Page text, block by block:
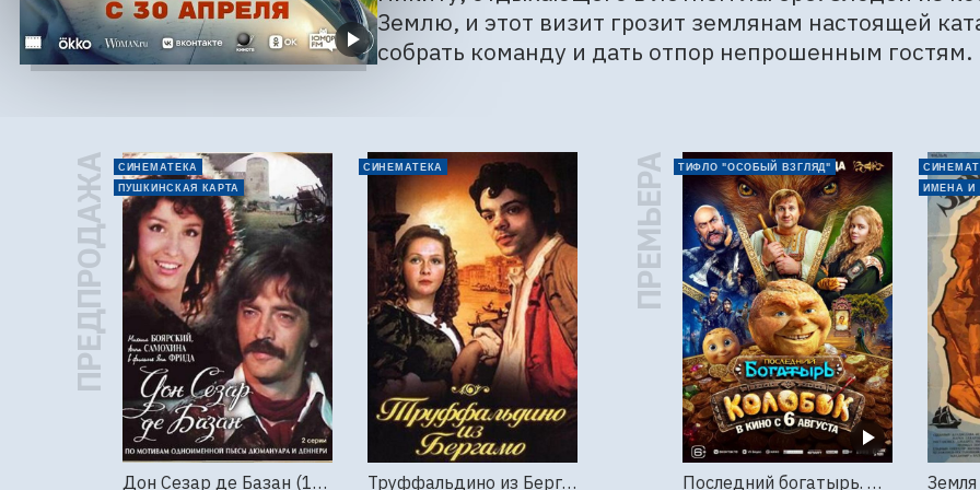
Землю, и этот визит грозит землянам настоящей
собрать команду и дать отпор непрошенным гостям.
ПРЕДПРОДАЖА
СИНЕМАТЕКА
ПУШКИНСКАЯ КАРТА
Дон Сезар де Базан (1989г., Ленфильм, 2 серии)
СИНЕМАТЕКА
Труффальдино из Бергамо (1976г., Ленфильм, 2 серии)
ПРЕМЬЕРА ТИФЛО "ОСОБЫЙ ВЗГЛЯД"
Последний богатырь. Колобок
ИМЕНА И